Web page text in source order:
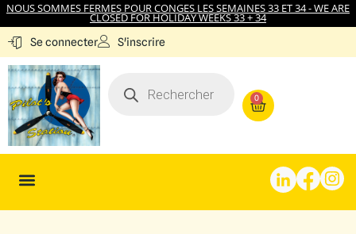
NOUS SOMMES FERMES POUR CONGES LES SEMAINES 33 ET 34 - WE ARE
CLOSED FOR HOLIDAY WEEKS 33 + 34
Se connecter S'inscrire
0